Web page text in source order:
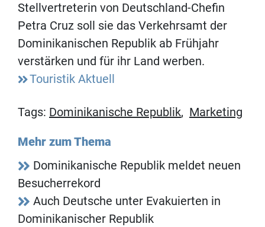
Stellvertreterin von Deutschland-Chefin
Petra Cruz soll sie das Verkehrsamt der
Dominikanischen Republik ab Frühjahr
verstärken und für ihr Land werben.
Touristik Aktuell
Tags: Dominikanische Republik, Marketing
Mehr zum Thema
Dominikanische Republik meldet neuen
Besucherrekord
Auch Deutsche unter Evakuierten in
Dominikanischer Republik